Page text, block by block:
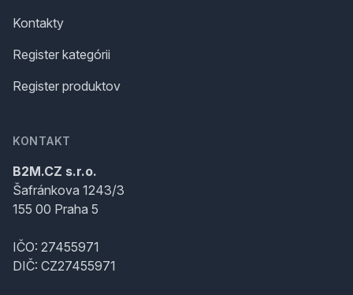
Kontakty
Register kategórii
Register produktov
KONTAKT
B2M.CZ s.r.o.
Šafránkova 1243/3
155 00 Praha 5
IČO: 27455971
DIČ: CZ27455971